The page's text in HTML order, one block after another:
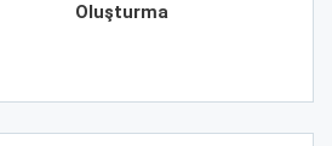
Oluşturma